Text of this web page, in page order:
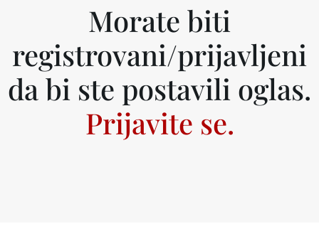
Morate biti
registrovani/prijavljeni
da bi ste postavili oglas.
Prijavite se.